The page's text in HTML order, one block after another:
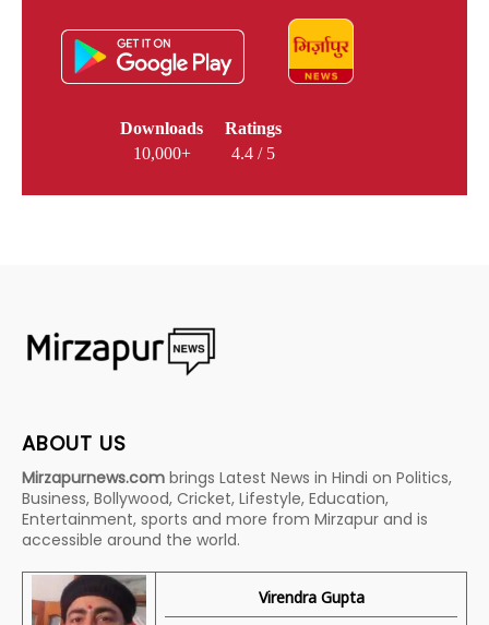
Downloads
10,000+
Ratings
4.4 / 5
ABOUT US
Mirzapurnews.com brings Latest News in Hindi on Politics,
Business, Bollywood, Cricket, Lifestyle, Education,
Entertainment, sports and more from Mirzapur and is
accessible around the world.
Virendra Gupta